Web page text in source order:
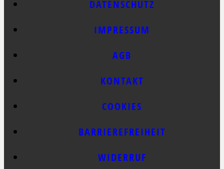
DATENSCHUTZ
IMPRESSUM
AGB
KONTAKT
COOKIES
BARRIEREFREIHEIT
WIDERRUF